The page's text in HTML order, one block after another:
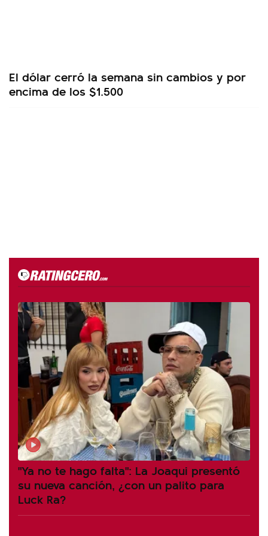
El dólar cerró la semana sin cambios y por
encima de los $1.500
"Ya no te hago falta": La Joaqui presentó
su nueva canción, ¿con un palito para
Luck Ra?